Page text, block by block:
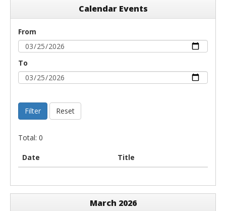
Calendar Events
From
To
Filter Reset
Total: 0
Date Title
March 2026